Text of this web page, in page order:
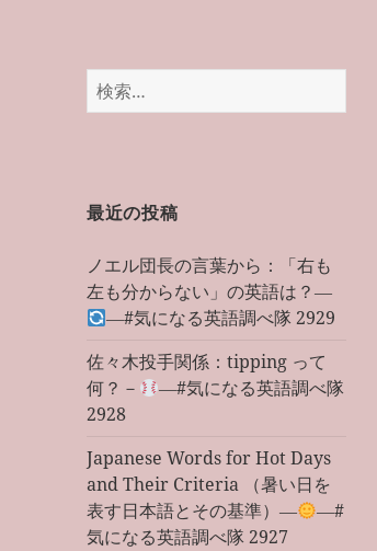
検
索:
最近の投稿
ノエル団長の言葉から：「右も
左も分からない」の英語は？―
―#気になる英語調べ隊 2929
佐々木投手関係：tipping って
何？－
―#気になる英語調べ隊
2928
Japanese Words for Hot Days
and Their Criteria （暑い日を
表す日本語とその基準）―
―#
気になる英語調べ隊 2927